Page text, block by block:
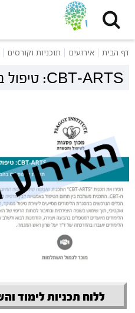
דף הבית אירועים תוכניות וקורסים
CBT-ARTS: טיפול באמנות
ללוח תכניות לימוד